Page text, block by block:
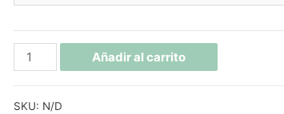
Añadir al carrito
SKU: N/D